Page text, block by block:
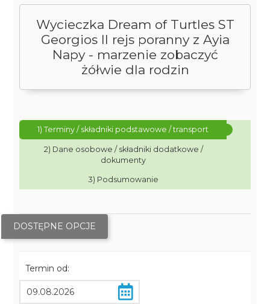
Wycieczka Dream of Turtles ST
Georgios II rejs poranny z Ayia
Napy - marzenie zobaczyć
żółwie dla rodzin
1) Terminy / składniki podstawowe / transport
2) Dane osobowe / składniki dodatkowe /
dokumenty
3) Podsumowanie
DOSTĘPNE OPCJE
Termin od: